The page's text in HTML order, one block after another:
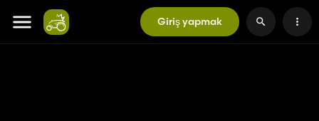
Giriş yapmak